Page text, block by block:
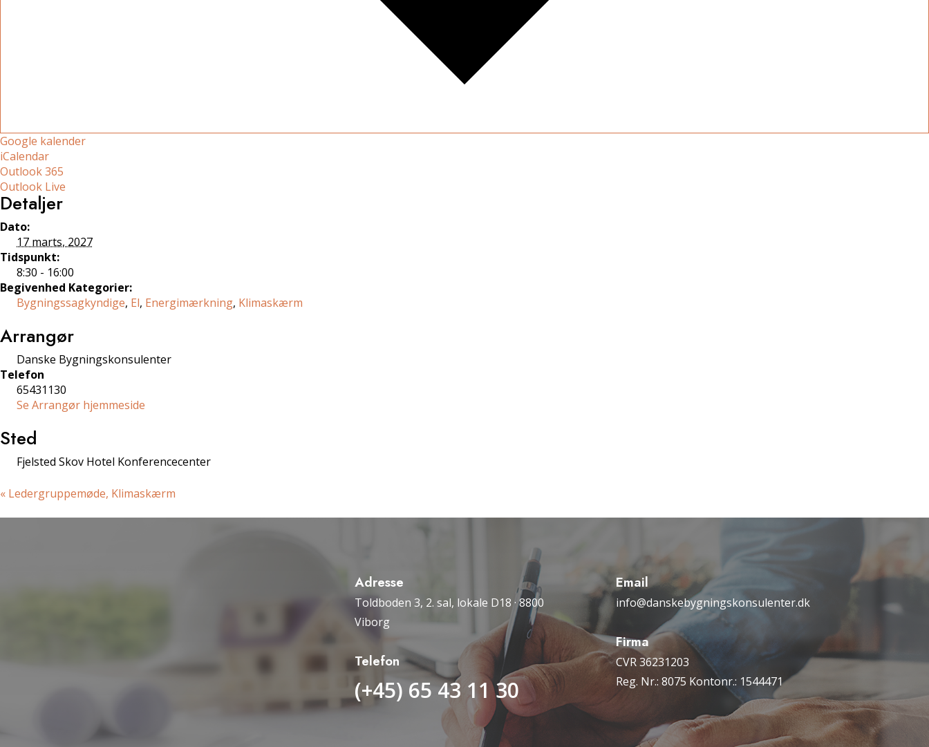
Google kalender
iCalendar
Outlook 365
Outlook Live
Detaljer
Dato:
17 marts, 2027
Tidspunkt:
8:30 - 16:00
Begivenhed Kategorier:
Bygningssagkyndige, El, Energimærkning, Klimaskærm
Arrangør
Danske Bygningskonsulenter
Telefon
65431130
Se Arrangør hjemmeside
Sted
Fjelsted Skov Hotel Konferencecenter
« Ledergruppemøde, Klimaskærm
Adresse
Toldboden 3, 2. sal, lokale D18 · 8800
Viborg
Telefon
(+45) 65 43 11 30
Email
info@danskebygningskonsulenter.dk
Firma
CVR 36231203
Reg. Nr.: 8075 Kontonr.: 1544471